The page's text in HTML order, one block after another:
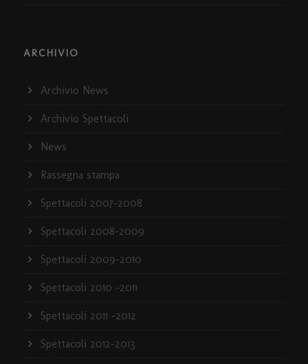
ARCHIVIO
Archivio News
Archivio Spettacoli
News
Rassegna stampa
Spettacoli 2007-2008
Spettacoli 2008-2009
Spettacoli 2009-2010
Spettacoli 2010 -2011
Spettacoli 2011 -2012
Spettacoli 2012-2013